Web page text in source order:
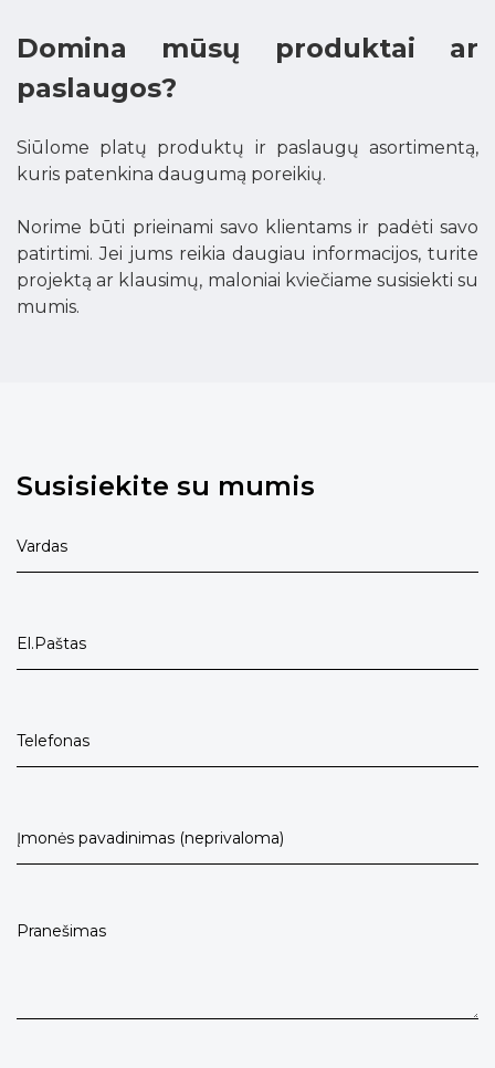
Domina mūsų produktai ar
paslaugos?
Siūlome platų produktų ir paslaugų asortimentą,
kuris patenkina daugumą poreikių.
Norime būti prieinami savo klientams ir padėti savo
patirtimi. Jei jums reikia daugiau informacijos, turite
projektą ar klausimų, maloniai kviečiame susisiekti su
mumis.
Susisiekite su mumis